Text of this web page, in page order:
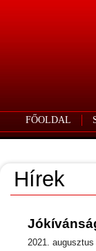
FŐOLDAL
Hírek
2021.